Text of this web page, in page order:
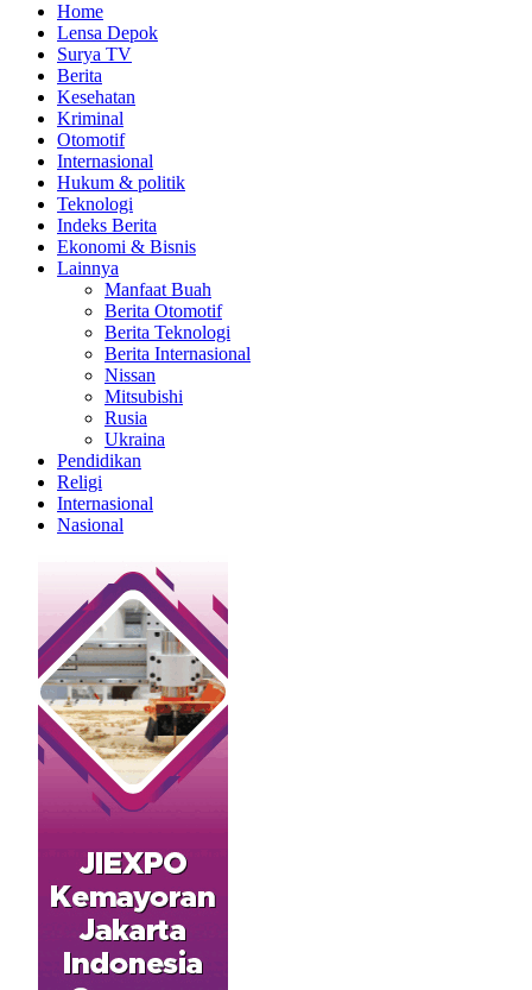
Home
Lensa Depok
Surya TV
Berita
Kesehatan
Kriminal
Otomotif
Internasional
Hukum & politik
Teknologi
Indeks Berita
Ekonomi & Bisnis
Lainnya
Manfaat Buah
Berita Otomotif
Berita Teknologi
Berita Internasional
Nissan
Mitsubishi
Rusia
Ukraina
Pendidikan
Religi
Internasional
Nasional